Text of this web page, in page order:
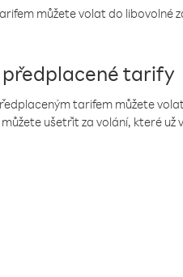
můžete volat do libovolné
předplacené tarify
tarifem můžete
ušetřit za volání, které už